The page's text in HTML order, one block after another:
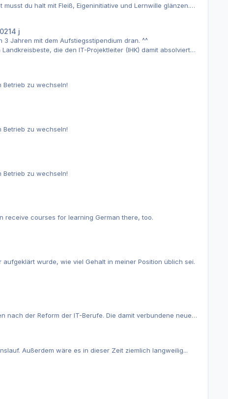
du halt mit Fleiß, Eigeninitiative und Lernwille glänzen.
Wenn du keinen Spaß daran hast hilft dir auch
4 j
Jahren mit dem Aufstiegsstipendium dran. ^^
die den IT-Projektleiter (IHK) damit absolviert
Betrieb zu wechseln!
Betrieb zu wechseln!
Betrieb zu wechseln!
receive courses for learning German there, too.
wurde, wie viel Gehalt in meiner Position üblich sei.
Ist das ein Zufall?
nach der Reform der IT-Berufe. Die damit verbundene neue
hier melden.
Außerdem wäre es in dieser Zeit ziemlich langweilig...